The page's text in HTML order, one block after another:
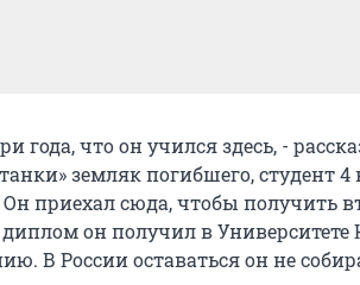
года, что он учился здесь, -
земляк погибшего, студент 4
приехал сюда, чтобы получить
он получил в Университете
В России оставаться он не